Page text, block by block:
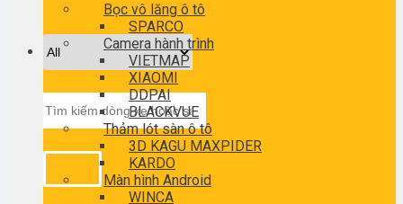
kiếm:
Bọc vô lăng ô tô
SPARCO
Camera hành trình
VIETMAP
XIAOMI
DDPAI
BLACKVUE
Thảm lót sàn ô tô
3D KAGU MAXPIDER
KARDO
Màn hình Android
WINCA